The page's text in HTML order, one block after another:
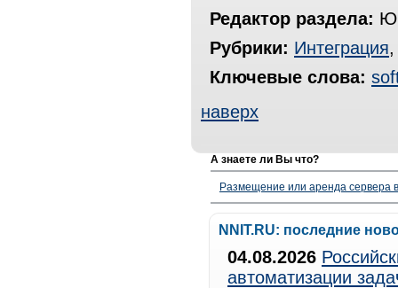
Редактор раздела:
Рубрики: Интеграция
Ключевые слова:
наверх
А знаете ли Вы что?
Размещение или аренда сервера
NNIT.RU: последние
04.08.2026
автоматизации